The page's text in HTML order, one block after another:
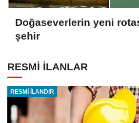
Doğaseverlerin yeni
şehir
RESMİ İLANLAR
RESMİ İLANDIR